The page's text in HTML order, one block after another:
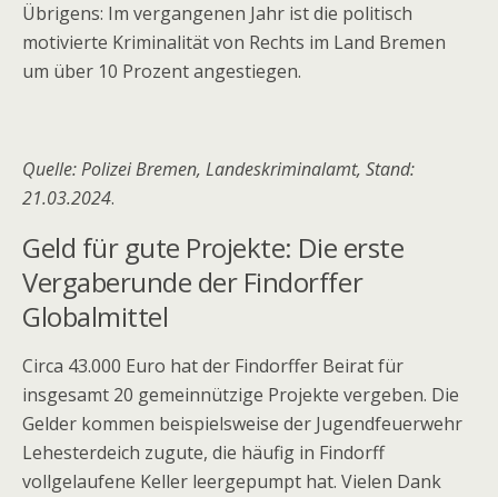
Übrigens: Im vergangenen Jahr ist die politisch
motivierte Kriminalität von Rechts im Land Bremen
um über 10 Prozent angestiegen.
Quelle: Polizei Bremen, Landeskriminalamt, Stand:
21.03.2024.
Geld für gute Projekte: Die erste
Vergaberunde der Findorffer
Globalmittel
Circa 43.000 Euro hat der Findorffer Beirat für
insgesamt 20 gemeinnützige Projekte vergeben. Die
Gelder kommen beispielsweise der Jugendfeuerwehr
Lehesterdeich zugute, die häufig in Findorff
vollgelaufene Keller leergepumpt hat. Vielen Dank